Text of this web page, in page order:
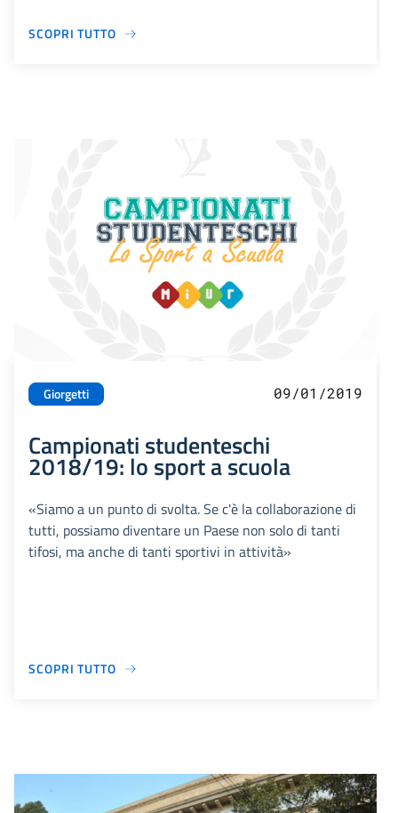
SCOPRI TUTTO
Giorgetti 09/01/2019
Campionati studenteschi
2018/19: lo sport a scuola
«Siamo a un punto di svolta. Se c'è la collaborazione di
tutti, possiamo diventare un Paese non solo di tanti
tifosi, ma anche di tanti sportivi in attività»
SCOPRI TUTTO